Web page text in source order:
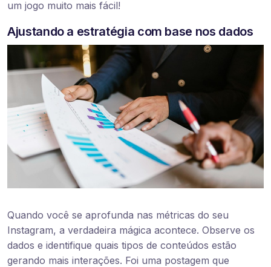
um jogo muito mais fácil!
Ajustando a estratégia com base nos dados
Quando você se aprofunda nas métricas do seu
Instagram, a verdadeira mágica acontece. Observe os
dados e identifique quais tipos de conteúdos estão
gerando mais interações. Foi uma postagem que